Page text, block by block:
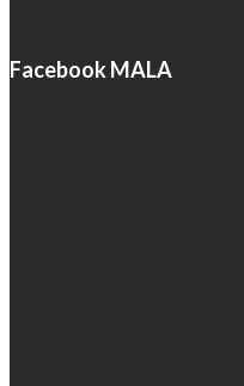
Facebook MALA